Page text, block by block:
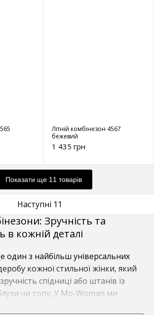
Літній комбінезон 4567
бежевий
1 435 грн
Показати ще 11 товарів
Наступні 11
Зручність та
в кожній деталі
один з найбільш універсальних
кожної стильної жінки, який
спідниці або штанів із
чи топу. У Mo-Woman ми